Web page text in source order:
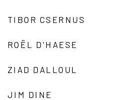
TIBOR CSERNUS
ROËL D'HAESE
ZIAD DALLOUL
JIM DINE